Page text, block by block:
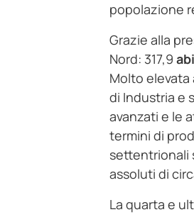
popolazione
Grazie alla
Nord: 317,9
Molto
di Industria e
avanzati e le
termini di
settentrionali
assoluti di
La quarta e